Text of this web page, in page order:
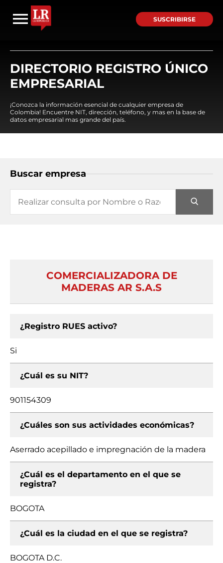
SUSCRIBIRSE
DIRECTORIO REGISTRO ÚNICO
EMPRESARIAL
¡Conozca la información esencial de cualquier empresa de
Colombia! Encuentre NIT, dirección, teléfono, y mas en la base de
datos empresarial mas grande del país.
Buscar empresa
COMERCIALIZADORA DE
MADERAS AR S.A.S
¿Registro RUES activo?
Si
¿Cuál es su NIT?
901154309
¿Cuáles son sus actividades económicas?
Aserrado acepillado e impregnación de la madera
¿Cuál es el departamento en el que se
registra?
BOGOTA
¿Cuál es la ciudad en el que se registra?
BOGOTA D.C.